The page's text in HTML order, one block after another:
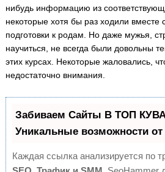
нибудь информацию из
некоторые хотя бы раз ходили вместе
подготовки к родам. Но даже мужья,
научиться, не всегда были довольны
этих курсах. Некоторые жаловались,
недостаточно внимания.
Забиваем Сайты В ТОП
Уникальные возможности от
Каждая ссылка анализируется по